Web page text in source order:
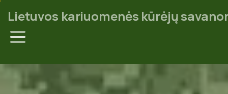
Lietuvos kariuomenės kūrėjų